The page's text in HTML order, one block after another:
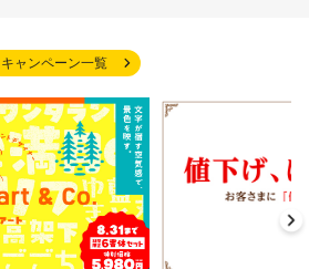
キャンペーン一覧